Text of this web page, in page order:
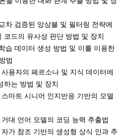
차 검증된 앙상블 및 필터링 전략에
코드의 유사성 판단 방법 및 장치
습 데이터 생성 방법 및 이를 이용한
법
사용자의 페르소나 및 지식 데이터에
하는 방법 및 장치
스마트 시니어 인지반응 기반의 모델
거대 언어 모델의 코딩 능력 추출법
자가 참조 기반의 생성형 상식 인과 추